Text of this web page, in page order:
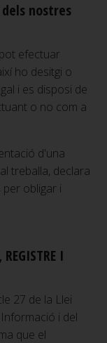
nostres
efectuar
ho desitgi o
i es disposi de
o no com a
d'una
treballa, declara
obligar i
I
27 de la Llei
i del
que el